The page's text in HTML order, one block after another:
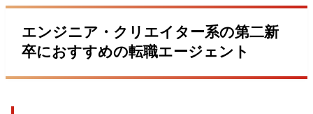
エンジニア・クリエイター系の第二新
卒におすすめの転職エージェント